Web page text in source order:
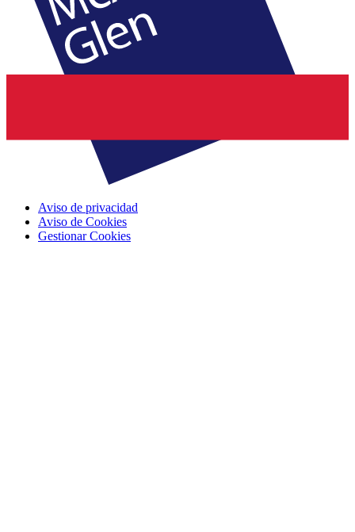
Aviso de privacidad
Aviso de Cookies
Gestionar Cookies